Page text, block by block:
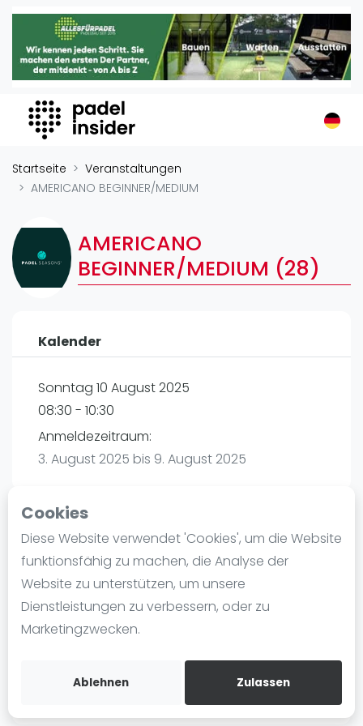
Cookies
Diese Website verwendet 'Cookies', um die Website
funktionsfähig zu machen, die Analyse der
Website zu unterstützen, um unsere
Dienstleistungen zu verbessern, oder zu
Marketingzwecken.
Ablehnen Zulassen
Padel Insider
Home
Organisationen
Buchungssysteme
Padel-Shops
Padel-Marken
Verschiedenes
Veranstaltungen
Playtomic
Ranking
Männer
Frauen
FIP Männer
Blog
Die Geschichte von Padel
Regeln und Punktzählung
Padel Schläge
Video
Startseite
Veranstaltungen
AMERICANO BEGINNER/MEDIUM
AMERICANO
BEGINNER/MEDIUM (28)
Kalender
Sonntag 10 August 2025
08:30 - 10:30
Anmeldezeitraum:
3. August 2025 bis 9. August 2025
Playtomic
Padel Seasons | München
Paul-Ehrlich-Weg 6
80999München
playtomic.io